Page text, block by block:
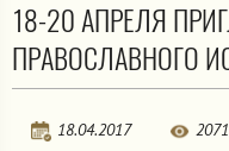
18-20 АПРЕЛЯ
ПРАВОСЛАВНОГО
18.04.2017 2071